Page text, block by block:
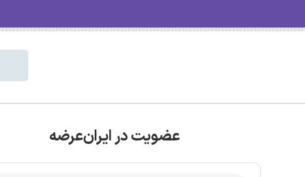
عضویت در ایران‌عرضه